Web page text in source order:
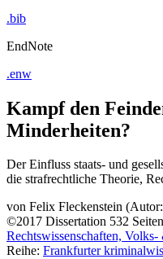
.bib
EndNote
.enw
Kampf den
Minderheiten?
Der Einfluss staats- und
die strafrechtliche Theorie,
von Felix Fleckenstein
©2017 Dissertation 532 Seiten
Rechtswissenschaften,
Reihe: Frankfurter